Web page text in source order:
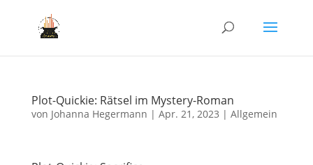
Plot-Quickie: Rätsel im Mystery-Roman
von Johanna Hegermann | Apr. 21, 2023 | Allgemein